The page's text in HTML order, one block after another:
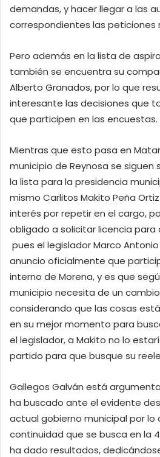
demandas, y hacer llegar a las
correspondientes las peticiones
Pero además en la lista de
también se encuentra su
Alberto Granados, por lo que
interesante las decisiones que
que participen en las encuestas.
Mientras que esto pasa en
municipio de Reynosa se siguen
la lista para la presidencia
mismo Carlitos Makito Peña
interés por repetir en el cargo,
obligado a solicitar licencia
pues el legislador Marco
anuncio oficialmente que
interno de Morena, y es que
municipio necesita de un
considerando que las cosas
en su mejor momento para
el legislador, a Makito no lo
partido para que busque su
Gallegos Galván está
ha buscado ante el evidente
actual gobierno municipal por lo
continuidad que se busca en la
ha dado resultados,